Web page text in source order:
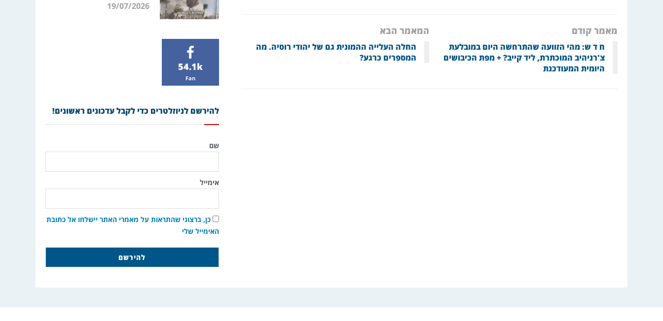
מאמר קודם
ח ד ש: מהי הזוועה שהתרחשה היום במובלעת
צ'רניהיב המוכתרת, ליד קייב? + מפת הכיבושים
היומית המעודכנת
המאמר הבא
החלה העלייה ההמונית גם של יהודי רוסיה. מה
המספרים כרגע?
19/07/2026
54.1k
Fan
להירשם לניוזלטרים כדי לקבל עדכונים ראשונים!
שם
אימייל
כן, ברצוני שהתראות על מאמרי האתר יישלחו אל כתובת
האימייל שלי